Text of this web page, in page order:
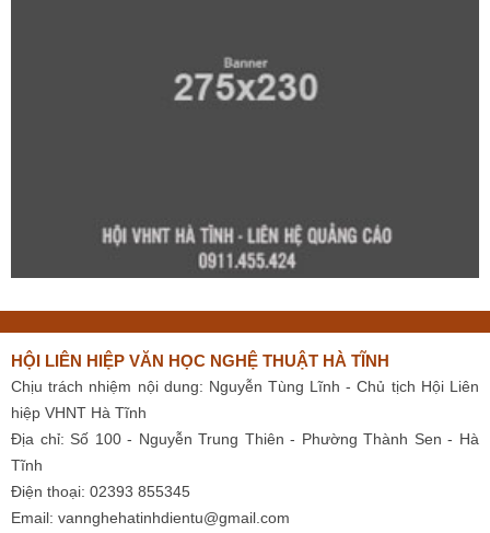
HỘI LIÊN HIỆP VĂN HỌC NGHỆ THUẬT HÀ TĨNH
Chịu trách nhiệm nội dung: Nguyễn Tùng Lĩnh - Chủ tịch Hội Liên
hiệp VHNT Hà Tĩnh
Địa chỉ: Số 100 - Nguyễn Trung Thiên - Phường Thành Sen - Hà
Tĩnh
Điện thoại: 02393 855345
Email: vannghehatinhdientu@gmail.com